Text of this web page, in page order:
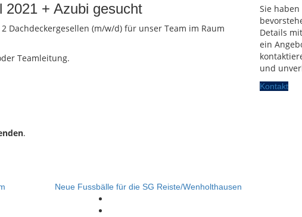
2021 + Azubi gesucht
Dachdeckergesellen (m/w/d) für unser Team im Raum
Teamleitung.
.
Neue Fussbälle für die SG Reiste/Wenholthausen
Sie
Details
ein
und
Kontakt